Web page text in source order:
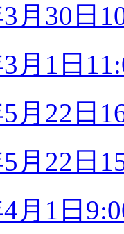
月30日
3月1日
月22日
月22日
4月1日